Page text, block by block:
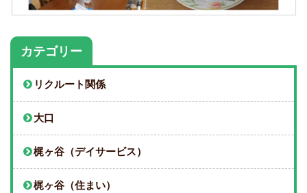
カテゴリー
リクルート関係
大口
梶ヶ谷（デイサービス）
梶ヶ谷（住まい）